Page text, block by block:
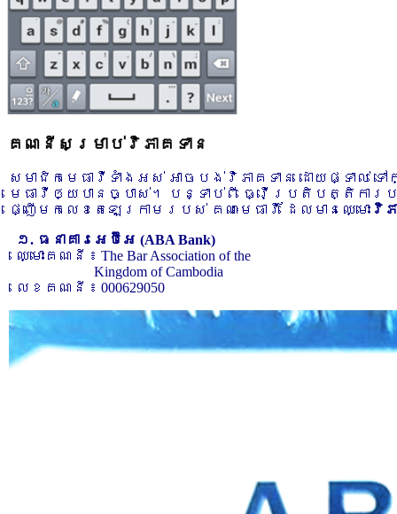
គណនីសម្រាប់វិភាគទាន
សមាជិកមេធាវីទាំងអស់ អាចបង់វិភាគទាន ដោយផ្ទាល់
មេធាវីឲ្យបានច្បាស់។ បន្ទាប់ពី ធ្វើប្រតិបត្តិកា
ផ្ញើមកលេខតេឡេក្រាមរបស់ គណៈមេធាវី ដែលមានឈ្មោះ វិភ
១. ធនាគារអេប៊ីអេ (ABA Bank)
ឈ្មោះគណនី ៖ The Bar Association of the
Kingdom of Cambodia
លេខគណនី ៖ 000629050